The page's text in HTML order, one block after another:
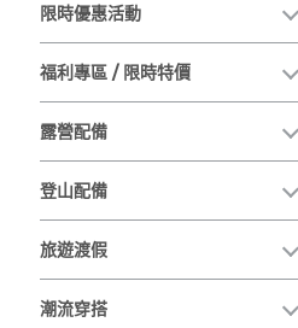
限時優惠活動
福利專區 / 限時特價
露營配備
登山配備
旅遊渡假
潮流穿搭